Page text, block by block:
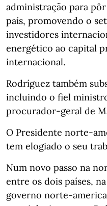
administração para
país, promovendo o
investidores
energético ao capital
internacional.
Rodríguez também
incluindo o fiel
procurador-geral de
O Presidente norte-
tem elogiado o seu
Num novo passo na
entre os dois países,
governo norte-